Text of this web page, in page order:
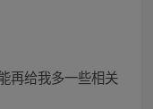
再给我多一些相关